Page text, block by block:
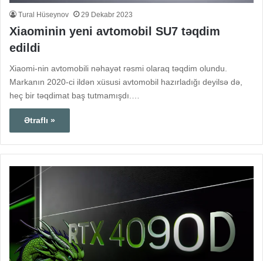
Tural Hüseynov 29 Dekabr 2023
Xiaominin yeni avtomobil SU7 təqdim
edildi
Xiaomi-nin avtomobili nəhayət rəsmi olaraq təqdim olundu.
Markanın 2020-ci ildən xüsusi avtomobil hazırladığı deyilsə də,
heç bir təqdimat baş tutmamışdı.…
Ətraflı »
eksklüziv
RTX
4090
təqdim
edildi.